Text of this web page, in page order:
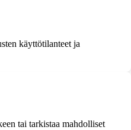
käyttötilanteet ja
tai tarkistaa mahdolliset